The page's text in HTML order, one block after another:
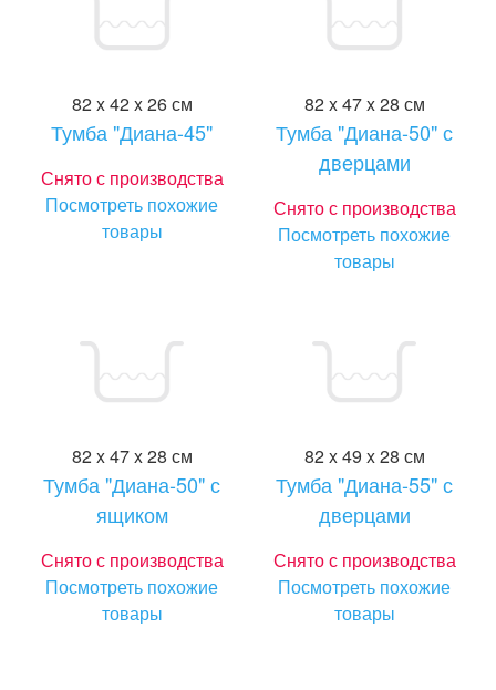
82 x 42 x 26 см
Тумба "Диана-45"
Снято с производства
Посмотреть похожие
товары
82 x 47 x 28 см
Тумба "Диана-50" с
дверцами
Снято с производства
Посмотреть похожие
товары
82 x 47 x 28 см
Тумба "Диана-50" с
ящиком
Снято с производства
Посмотреть похожие
товары
82 x 49 x 28 см
Тумба "Диана-55" с
дверцами
Снято с производства
Посмотреть похожие
товары